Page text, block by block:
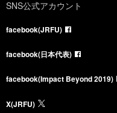
SNS公式アカウント
facebook(JRFU)
facebook(日本代表)
facebook(Impact Beyond 2019)
X(JRFU)